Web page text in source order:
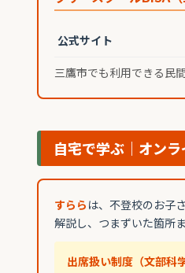
公式サイト
三鷹市でも利用できる民
自宅で学ぶ｜オンラ
すらら は、不登校のお子
解説し、つまずいた箇所
出席扱い制度（文部科